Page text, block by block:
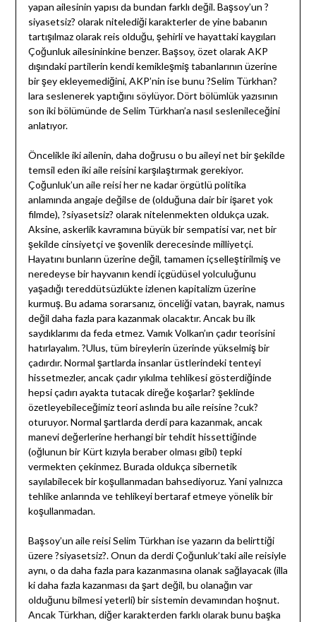
yapan ailesinin yapısı da bundan farklı değil. Başsoy’un ?
siyasetsiz? olarak nitelediği karakterler de yine babanın
tartışılmaz olarak reis olduğu, şehirli ve hayattaki kaygıları
Çoğunluk ailesininkine benzer. Başsoy, özet olarak AKP
dışındaki partilerin kendi kemikleşmiş tabanlarının üzerine
bir şey ekleyemediğini, AKP’nin ise bunu ?Selim Türkhan?
lara seslenerek yaptığını söylüyor. Dört bölümlük yazısının
son iki bölümünde de Selim Türkhan’a nasıl seslenileceğini
anlatıyor.
Öncelikle iki ailenin, daha doğrusu o bu aileyi net bir şekilde
temsil eden iki aile reisini karşılaştırmak gerekiyor.
Çoğunluk’un aile reisi her ne kadar örgütlü politika
anlamında angaje değilse de (olduğuna dair bir işaret yok
filmde), ?siyasetsiz? olarak nitelenmekten oldukça uzak.
Aksine, askerlik kavramına büyük bir sempatisi var, net bir
şekilde cinsiyetçi ve şovenlik derecesinde milliyetçi.
Hayatını bunların üzerine değil, tamamen içselleştirilmiş ve
neredeyse bir hayvanın kendi içgüdüsel yolculuğunu
yaşadığı tereddütsüzlükte izlenen kapitalizm üzerine
kurmuş. Bu adama sorarsanız, önceliği vatan, bayrak, namus
değil daha fazla para kazanmak olacaktır. Ancak bu ilk
saydıklarımı da feda etmez. Vamık Volkan’ın çadır teorisini
hatırlayalım. ?Ulus, tüm bireylerin üzerinde yükselmiş bir
çadırdır. Normal şartlarda insanlar üstlerindeki tenteyi
hissetmezler, ancak çadır yıkılma tehlikesi gösterdiğinde
hepsi çadırı ayakta tutacak direğe koşarlar? şeklinde
özetleyebileceğimiz teori aslında bu aile reisine ?cuk?
oturuyor. Normal şartlarda derdi para kazanmak, ancak
manevi değerlerine herhangi bir tehdit hissettiğinde
(oğlunun bir Kürt kızıyla beraber olması gibi) tepki
vermekten çekinmez. Burada oldukça sibernetik
sayılabilecek bir koşullanmadan bahsediyoruz. Yani yalnızca
tehlike anlarında ve tehlikeyi bertaraf etmeye yönelik bir
koşullanmadan.
Başsoy’un aile reisi Selim Türkhan ise yazarın da belirttiği
üzere ?siyasetsiz?. Onun da derdi Çoğunluk’taki aile reisiyle
aynı, o da daha fazla para kazanmasına olanak sağlayacak (illa
ki daha fazla kazanması da şart değil, bu olanağın var
olduğunu bilmesi yeterli) bir sistemin devamından hoşnut.
Ancak Türkhan, diğer karakterden farklı olarak bunu başka